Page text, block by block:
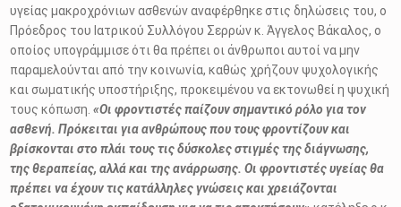
υγείας μακροχρόνιων ασθενών αναφέρθηκε στις δηλώσεις του, ο
Πρόεδρος του Ιατρικού Συλλόγου Σερρών κ. Άγγελος Βάκαλος, ο
οποίος υπογράμμισε ότι θα πρέπει οι άνθρωποι αυτοί να μην
παραμελούνται από την κοινωνία, καθώς χρήζουν ψυχολογικής
και σωματικής υποστήριξης, προκειμένου να εκτονωθεί η ψυχική
τους κόπωση.«Οι φροντιστές παίζουν σημαντικό ρόλο για τον
ασθενή. Πρόκειται για ανθρώπους που τους φροντίζουν και
βρίσκονται στο πλάι τους τις δύσκολες στιγμές της διάγνωσης,
της θεραπείας, αλλά και της ανάρρωσης. Οι φροντιστές υγείας θα
πρέπει να έχουν τις κατάλληλες γνώσεις και χρειάζονται